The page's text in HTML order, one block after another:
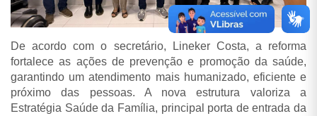
De acordo com o secretário, Lineker Costa, a reforma
fortalece as ações de prevenção e promoção da saúde,
garantindo um atendimento mais humanizado, eficiente e
próximo das pessoas. A nova estrutura valoriza a
Estratégia Saúde da Família, principal porta de entrada da